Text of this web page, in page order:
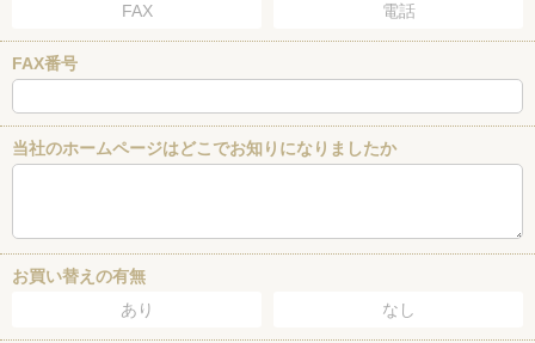
FAX 電話
FAX番号
当社のホームページはどこでお知りになりましたか
お買い替えの有無
あり
なし